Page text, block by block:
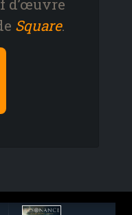
d’œuvre
Square.